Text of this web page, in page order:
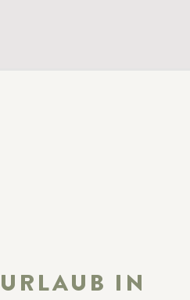
IN